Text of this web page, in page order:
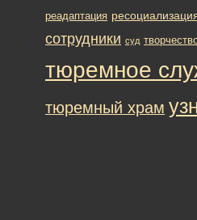
реадаптация
сотрудники суд
тюремное
тюремный храм